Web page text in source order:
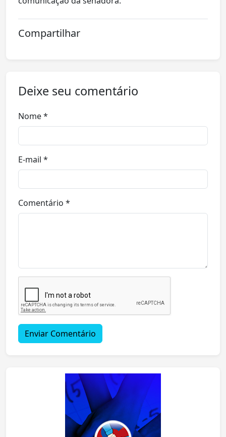
Compartilhar
Deixe seu comentário
Nome *
E-mail *
Comentário *
Enviar Comentário